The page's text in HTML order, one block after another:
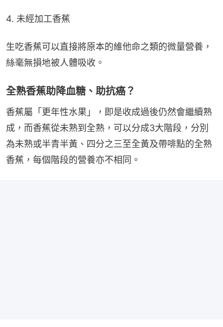
4. 未經加工香蕉
生吃香蕉可以直接將原本的維他命之類的微量營養，
絲毫無損地被人體吸收。
全熟香蕉助降血糖、助抗癌？
香蕉屬「更年性水果」，即是收成過後仍然會繼續熟
成，而香蕉從未熟到全熟，可以分成3大階段，分別
為未熟或半青半黃、四分之三至全黃及帶啡點的全熟
香蕉，每個階段的營養亦不相同。